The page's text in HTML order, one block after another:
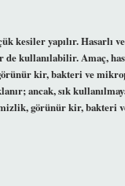
kesiler yapılır. Hasarlı
kullanılabilir. Amaç,
kir, bakteri ve
ancak, sık
görünür kir, bakteri